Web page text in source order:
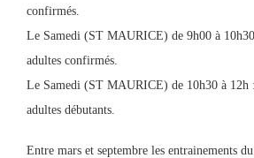
confirmés.
Le Samedi (ST MAURICE) de 9h00 à
adultes confirmés.
Le Samedi (ST MAURICE) de 10h30 à 12h
adultes débutants.
Entre mars et septembre les entrainements